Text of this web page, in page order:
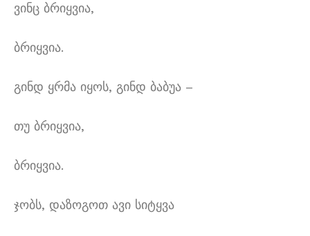
ვინც ბრიყვია,
ბრიყვია.
გინდ ყრმა იყოს, გინდ ბაბუა –
თუ ბრიყვია,
ბრიყვია.
ჯობს, დაზოგოთ ავი სიტყვა